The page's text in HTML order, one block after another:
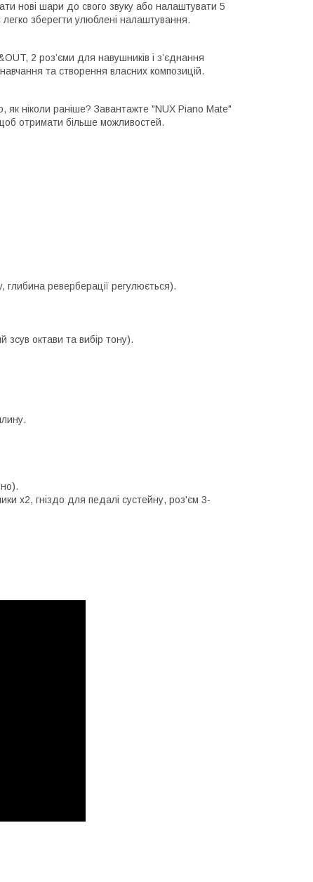
нові шари до свого звуку або налаштувати 5
зберегти улюблені налаштування.
2 роз’єми для навушників і з’єднання
та створення власних композицій.
як ніколи раніше? Завантажте "NUX Piano Mate"
отримати більше можливостей.
реверберації регулюється).
зсув октави та вибір тону).
х2, гніздо для педалі сустейну, роз'єм 3-